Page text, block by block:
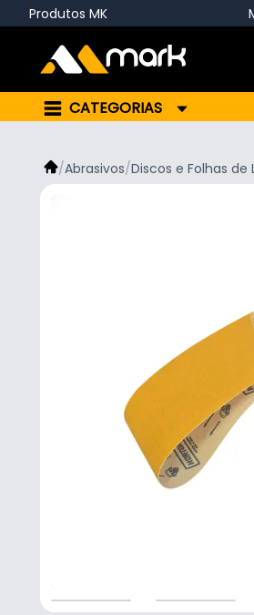
Produtos MK
CATEGORIAS
/Abrasivos/Discos e Folhas de